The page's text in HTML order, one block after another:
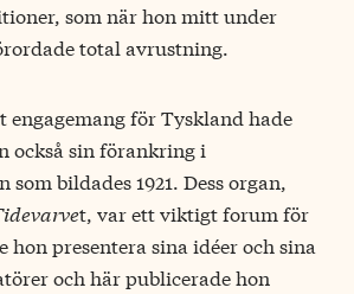
som när hon mitt under
total avrustning.
för Tyskland hade
också sin förankring i
som bildades 1921. Dess organ,
t, var ett viktigt forum för
hon presentera sina idéer och sina
och här publicerade hon